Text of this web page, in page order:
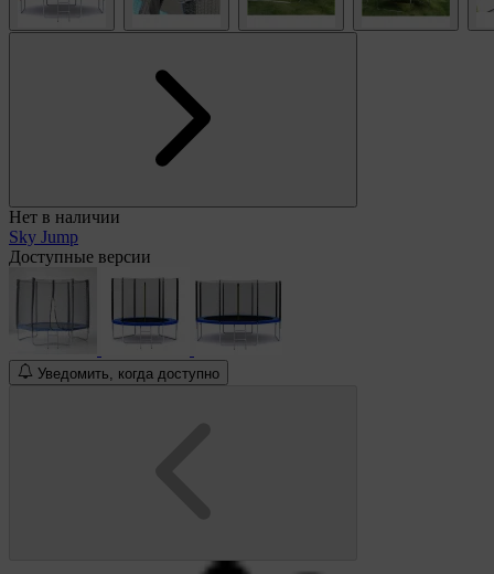
Нет в наличии
Sky Jump
Доступные версии
Уведомить, когда доступно